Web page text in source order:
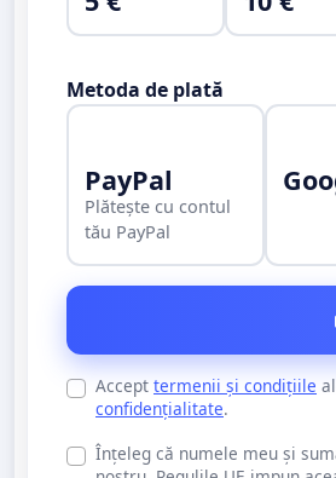
Metoda de plată
PayPal
Plătește cu contul
tău PayPal
Accept termenii și condițiile
confidențialitate.
Înțeleg că numele meu și